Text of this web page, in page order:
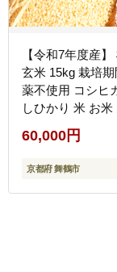
【令和7年度産
玄米 15kg 栽培
薬不使用 コシヒ
しひかり 米 お米
り お弁当 京都
家直送
60,000円
京都府 舞鶴市